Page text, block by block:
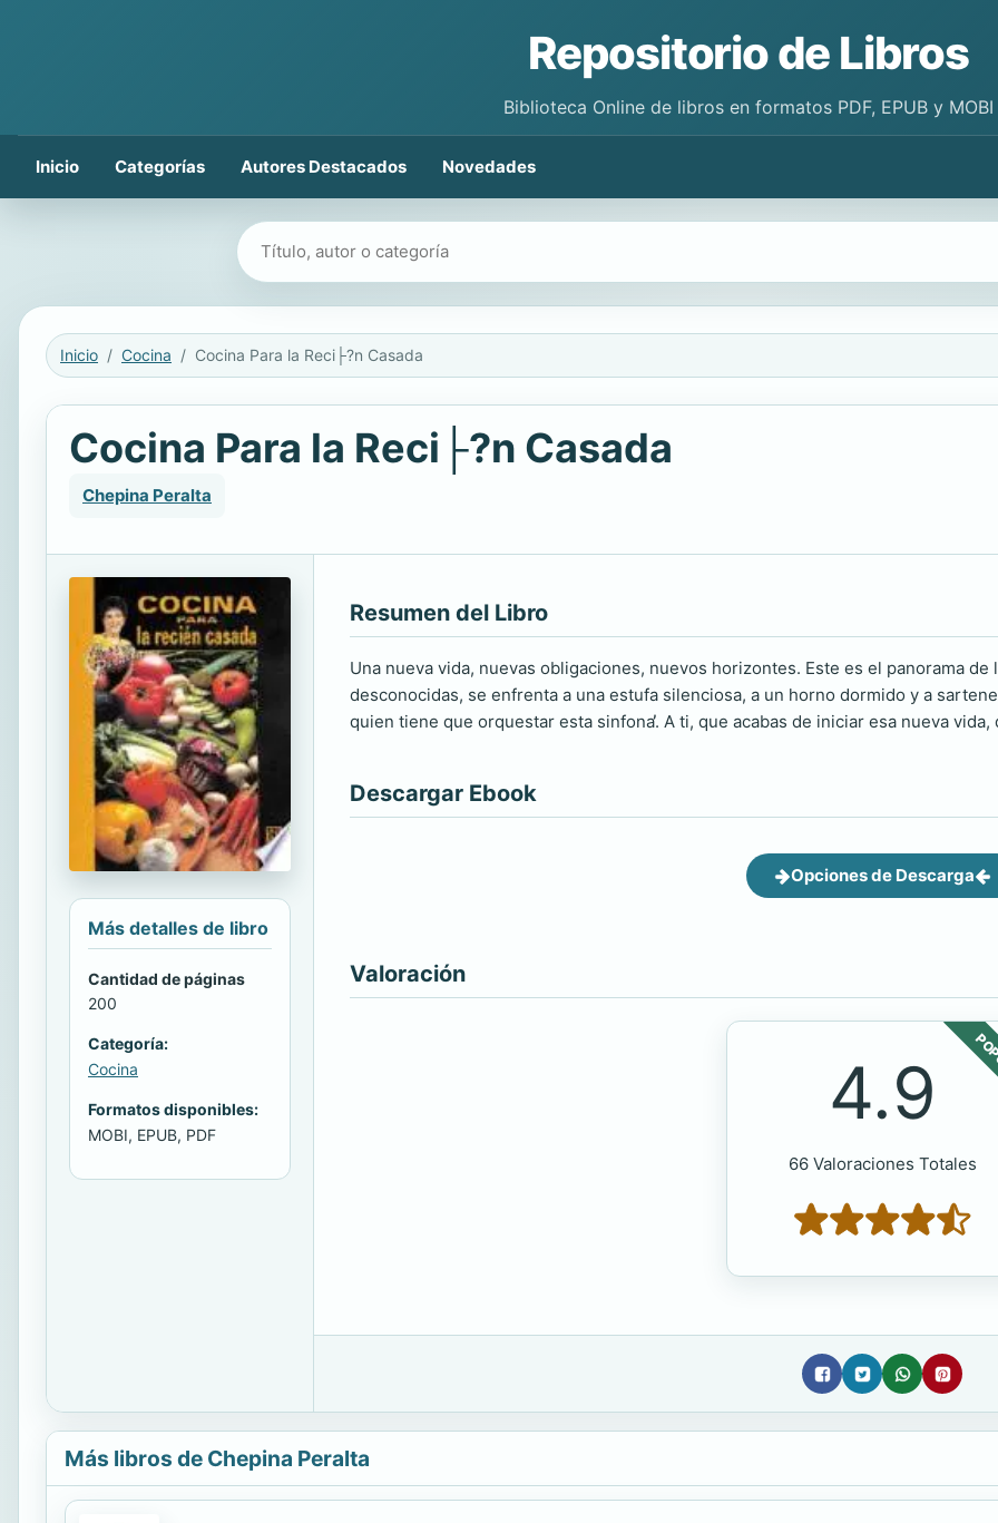
Repositorio de Libros
Biblioteca Online de libros en formatos PDF, EPUB y MOBI
Inicio Categorías Autores Destacados Novedades
Buscar libros
Inicio Cocina Cocina Para la Reci├?n Casada
Cocina Para la Reci├?n Casada
Chepina Peralta
Más detalles de libro
Cantidad de páginas
200
Categoría:
Cocina
Formatos disponibles:
MOBI, EPUB, PDF
Resumen del Libro
Una nueva vida, nuevas obligaciones, nuevos horizontes. Este es el panorama
desconocidas, se enfrenta a una estufa silenciosa, a un horno dormido y a
quien tiene que orquestar esta sinfona̕. A ti, que acabas de iniciar esa nueva
Descargar Ebook
Opciones de Descarga
Valoración
4.9
66 Valoraciones Totales
Más libros de Chepina Peralta